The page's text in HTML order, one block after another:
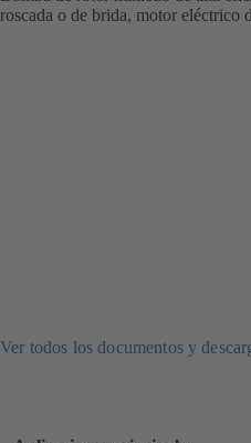
roscada o de brida, motor
Ver todos los documentos y